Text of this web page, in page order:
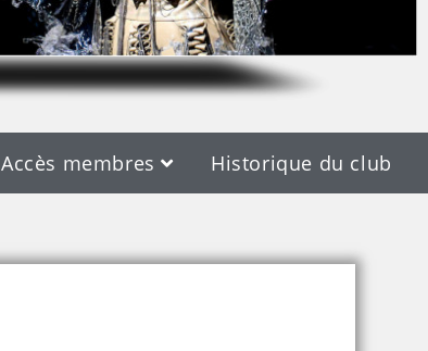
Accès membres Historique du club